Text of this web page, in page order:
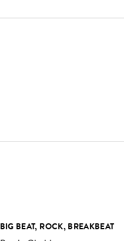
BIG BEAT, ROCK, BREAKBEAT